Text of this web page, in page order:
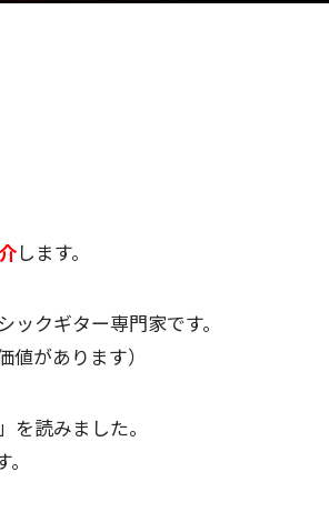
します。
ックギター専門家です。
があります）
読みました。